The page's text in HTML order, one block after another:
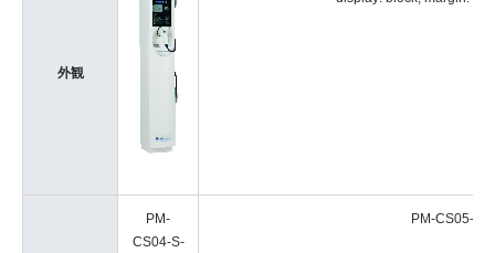
外観
PM-
CS04-S-
PM-CS05-S